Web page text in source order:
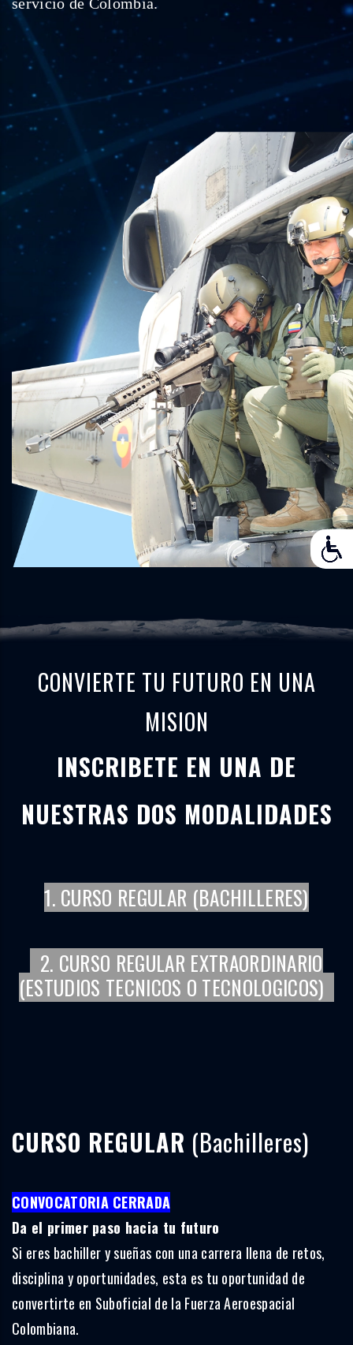
CONVIERTE TU FUTURO EN UNA
MISION
INSCRIBETE EN UNA DE
NUESTRAS DOS MODALIDADES
1. CURSO REGULAR (BACHILLERES)
2. CURSO REGULAR EXTRAORDINARIO
(ESTUDIOS TECNICOS O TECNOLOGICOS)
CURSO REGULAR (Bachilleres)
CONVOCATORIA CERRADA
Da el primer paso hacia tu futuro
Si eres bachiller y sueñas con una carrera llena de retos,
disciplina y oportunidades, esta es tu oportunidad de
convertirte en Suboficial de la Fuerza Aeroespacial
Colombiana.